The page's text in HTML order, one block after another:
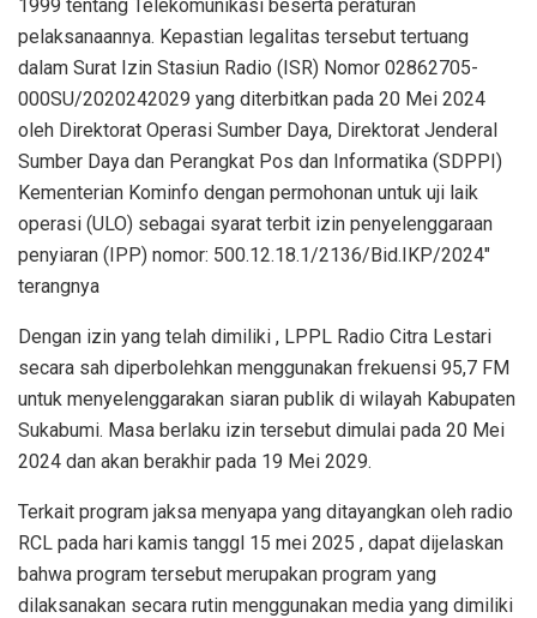
1999 tentang Telekomunikasi beserta peraturan
pelaksanaannya. Kepastian legalitas tersebut tertuang
dalam Surat Izin Stasiun Radio (ISR) Nomor 02862705-
000SU/2020242029 yang diterbitkan pada 20 Mei 2024
oleh Direktorat Operasi Sumber Daya, Direktorat Jenderal
Sumber Daya dan Perangkat Pos dan Informatika (SDPPI)
Kementerian Kominfo dengan permohonan untuk uji laik
operasi (ULO) sebagai syarat terbit izin penyelenggaraan
penyiaran (IPP) nomor: 500.12.18.1/2136/Bid.IKP/2024″
terangnya
Dengan izin yang telah dimiliki , LPPL Radio Citra Lestari
secara sah diperbolehkan menggunakan frekuensi 95,7 FM
untuk menyelenggarakan siaran publik di wilayah Kabupaten
Sukabumi. Masa berlaku izin tersebut dimulai pada 20 Mei
2024 dan akan berakhir pada 19 Mei 2029.
Terkait program jaksa menyapa yang ditayangkan oleh radio
RCL pada hari kamis tanggl 15 mei 2025 , dapat dijelaskan
bahwa program tersebut merupakan program yang
dilaksanakan secara rutin menggunakan media yang dimiliki